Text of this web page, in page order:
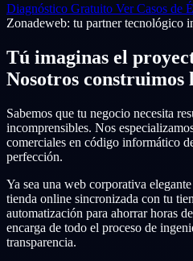
Diagnóstico Gratuito Ver Casos de
Zonadeweb: tu partner tecnológico
Tú imaginas el
Nosotros construimos
Sabemos que tu negocio necesita
incomprensibles. Nos
comerciales en código informático
perfección.
Ya sea una web corporativa
tienda online sincronizada con tu
automatización para ahorrar horas
encarga de todo el proceso de
transparencia.